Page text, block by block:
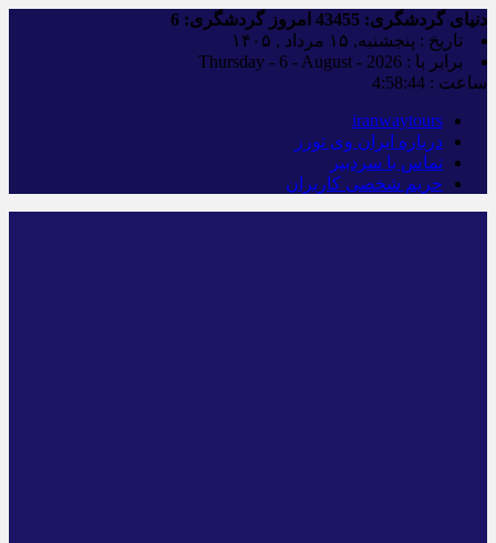
دنیای گردشگری: امروز گردشگری:
تاریخ : پنجشنبه, ۱۵ مرداد , ۱۴۰۵
برابر با : Thursday - 6 - August - 2026
ساعت : 4:58:45
iranwaytours
درباره ایران وی تورز
تماس با سردبیر
حریم شخصی کاربران